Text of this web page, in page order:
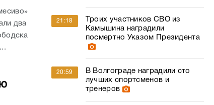
два
21:18
Троих участников СВО из
Камышина наградили
посмертно Указом Президента
20:59
В Волгограде наградили сто
лучших спортсменов и
тренеров